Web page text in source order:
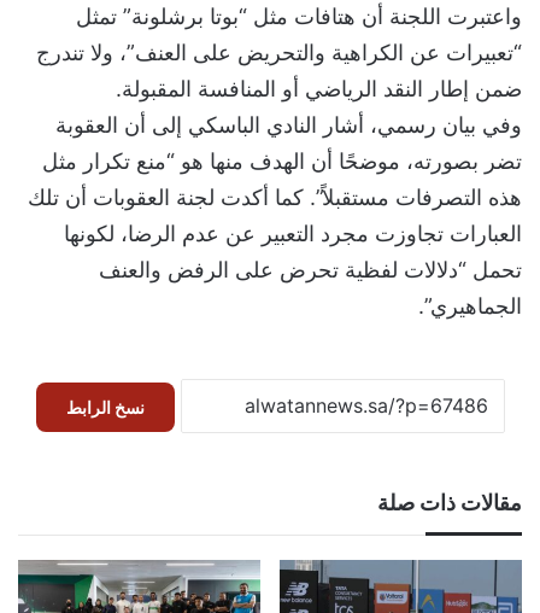
‎واعتبرت اللجنة أن هتافات مثل “بوتا برشلونة” تمثل
“تعبيرات عن الكراهية والتحريض على العنف”، ولا تندرج
ضمن إطار النقد الرياضي أو المنافسة المقبولة.
‎وفي بيان رسمي، أشار النادي الباسكي إلى أن العقوبة
تضر بصورته، موضحًا أن الهدف منها هو “منع تكرار مثل
هذه التصرفات مستقبلاً”. كما أكدت لجنة العقوبات أن تلك
العبارات تجاوزت مجرد التعبير عن عدم الرضا، لكونها
تحمل “دلالات لفظية تحرض على الرفض والعنف
الجماهيري”.
نسخ الرابط
مقالات ذات صلة